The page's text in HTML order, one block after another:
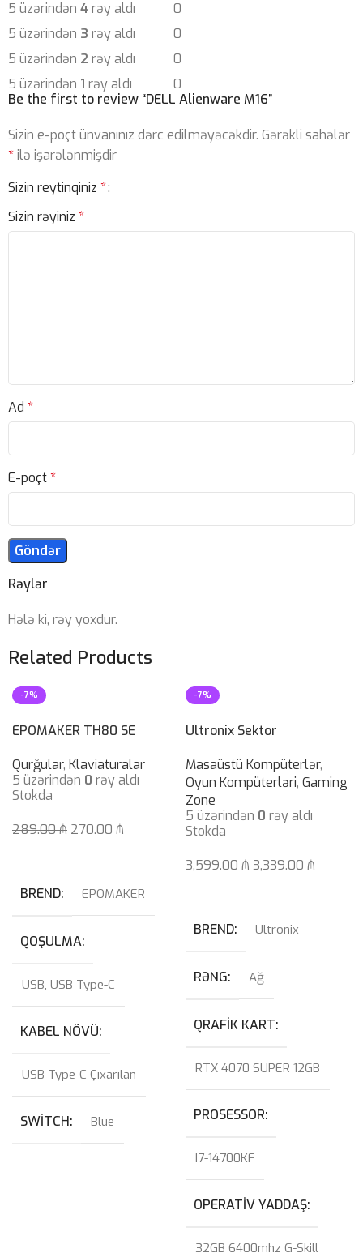
5 üzərindən 4rəy aldı
0
5 üzərindən 3 rəy aldı
0
5 üzərindən 2 rəy aldı
0
5 üzərindən 1 rəy aldı 0
Rəylər
Hələ ki, rəy yoxdur.
Be the first to review “DELL Alienware M16”
Sizin e-poçt ünvanınız dərc edilməyəcəkdir. Gərəkli sahələr
*ilə işarələnmişdir
Sizin reytinqiniz *
Sizin rəyiniz *
Ad *
E-poçt*
Related Products
-7%
EPOMAKER TH80 SE
Qurğular, Klaviaturalar
5 üzərindən 0 rəy aldı
Stokda
289.00₼ 270.00 ₼
BREND EPOMAKER
QOŞULMA
USB, USB Type-C
KABEL NÖVÜ
USB Type-C Çıxarılan
SWITCH Blue
-7%
Ultronix Sektor
Masaüstü Kompüterlər,
Oyun Kompüterləri, Gaming
Zone
5 üzərindən 0 rəy aldı
Stokda
3,599.00₼3,339.00 ₼
BREND Ultronix
RƏNG Ağ
QRAFIK KART
RTX 4070 SUPER 12GB
PROSESSOR
I7-14700KF
OPERATIV YADDAŞ
32GB 6400mhz G-Skill